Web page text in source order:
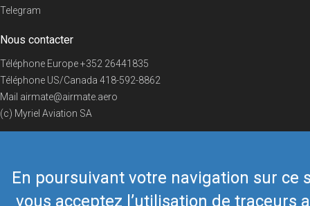
En poursuivant votre navigation sur ce
vous acceptez l’utilisation de traceurs
Telegram
Nous contacter
Téléphone Europe+352 26441835
Téléphone US/Canada 418-592-8862
Mail airmate@airmate.aero
(c) Myriel Aviation SA
© 2019 Airmate - Conditions d'utilisation -Vie privée Back to top